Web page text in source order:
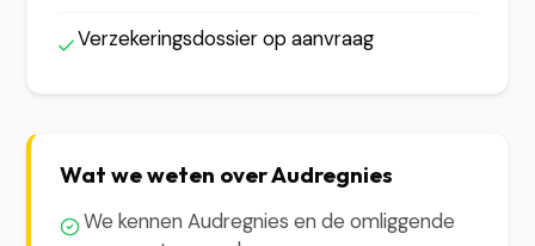
Verzekeringsdossier op aanvraag
Wat we weten over Audregnies
We kennen Audregnies en de omliggende